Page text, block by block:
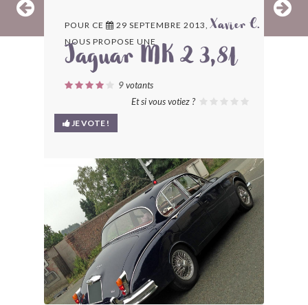
ARCHIVES
LES CONTRIBUTEURS
LE BLOG
BONJOURLAVIEILLE ?
MODÈLES ET MARQUES
COMMENT FONCTIONNE BLV ?
POUR CE 29 SEPTEMBRE 2013,Xavier C.
NOUS PROPOSE UNE
Jaguar MK 2 3,8l
9votants
Et si vous votiez ?
JE VOTE !